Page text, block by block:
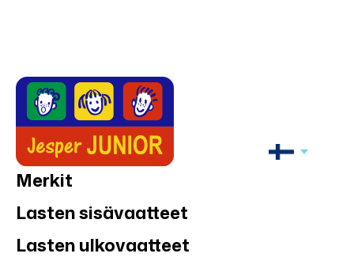
Merkit
Lasten sisävaatteet
Lasten ulkovaatteet